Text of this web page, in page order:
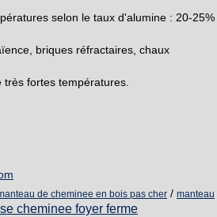
selon le taux d'alumine : 20-25%
briques réfractaires, chaux
fortes températures.
de cheminee en bois pas cher / manteau
cheminee foyer ferme